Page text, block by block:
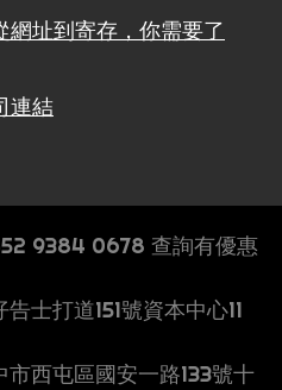
網址到寄存，你需要了
連結
9384 0678 查詢有優惠
士打道151號資本中心11
西屯區國安一路133號十